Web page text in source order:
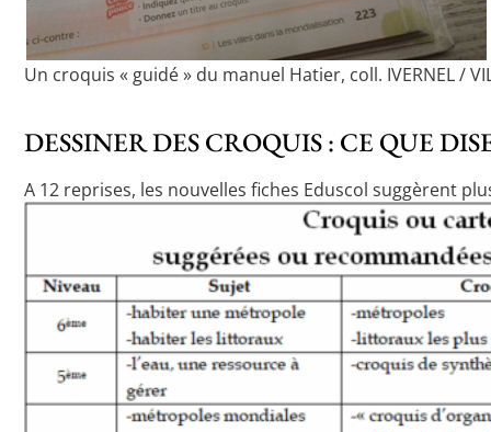
Un croquis « guidé » du manuel Hatier, coll. IVERNEL /
DESSINER DES CROQUIS : CE QUE
A 12 reprises, les nouvelles fiches Eduscol suggèrent